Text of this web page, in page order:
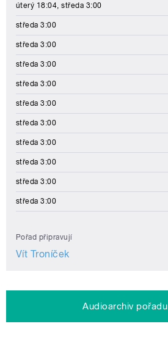
úterý 18:04, středa 3:00
středa 3:00
středa 3:00
středa 3:00
středa 3:00
středa 3:00
středa 3:00
středa 3:00
středa 3:00
středa 3:00
středa 3:00
Pořad připravují
Vít Troníček
Audioarchiv pořadu